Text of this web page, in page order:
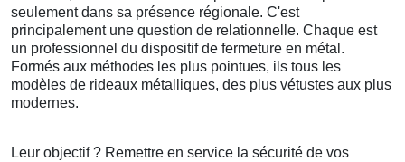
seulement dans sa présence régionale. C'est
principalement une question de relationnelle. Chaque est
un professionnel du dispositif de fermeture en métal.
Formés aux méthodes les plus pointues, ils tous les
modèles de rideaux métalliques, des plus vétustes aux plus
modernes.
Leur objectif ? Remettre en service la sécurité de vos